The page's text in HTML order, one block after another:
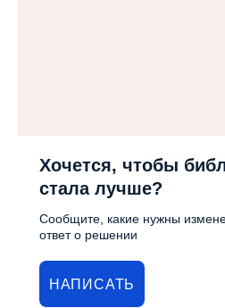
Хочется, чтобы
стала лучше?
Сообщите, какие нужны
ответ о решении
НАПИСАТЬ